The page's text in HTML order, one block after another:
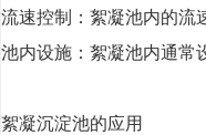
流速控制：絮凝池内的流
池内设施：絮凝池内通常
絮凝沉淀池的应用